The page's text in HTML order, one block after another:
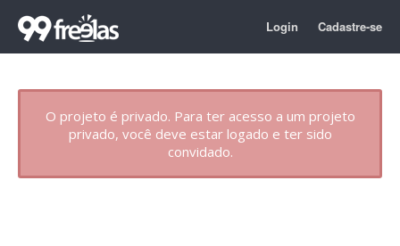
Login Cadastre-se
O projeto é privado. Para ter acesso a um projeto
privado, você deve estar logado e ter sido
convidado.